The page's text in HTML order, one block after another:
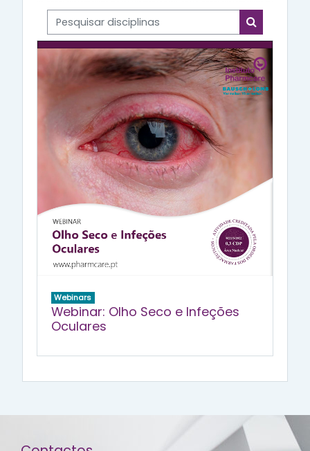
Pesquisar disciplinas
Pesquisar
Webinars
Webinar: Olho Seco e Infeções
Oculares